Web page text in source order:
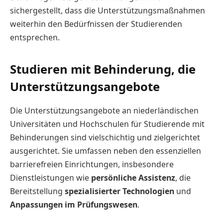
sichergestellt, dass die Unterstützungsmaßnahmen
weiterhin den Bedürfnissen der Studierenden
entsprechen.
Studieren mit Behinderung, die
Unterstützungsangebote
Die Unterstützungsangebote an niederländischen
Universitäten und Hochschulen für Studierende mit
Behinderungen sind vielschichtig und zielgerichtet
ausgerichtet. Sie umfassen neben den essenziellen
barrierefreien Einrichtungen, insbesondere
Dienstleistungen wie persönliche Assistenz, die
Bereitstellung spezialisierter Technologien und
Anpassungen im Prüfungswesen.